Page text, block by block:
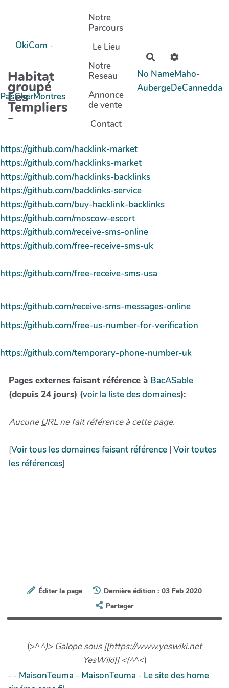
Aller au contenu principal
Habitat
groupé
Les
Templiers
-
OkiCom -
PasCherMontres
Notre
Parcours
Le Lieu
Notre
Reseau
Annonce
de vente
Contact
Rechercher
No NameMaho-
AubergeDeCannedda
https://github.com/hacklink-market
https://github.com/hacklinks-market
https://github.com/hacklinks-backlinks
https://github.com/backlinks-service
https://github.com/buy-hacklink-backlinks
https://github.com/moscow-escort
https://github.com/receive-sms-online
https://github.com/free-receive-sms-uk
https://github.com/free-receive-sms-usa
https://github.com/receive-sms-messages-online
https://github.com/free-us-number-for-verification
https://github.com/temporary-phone-number-uk
Pages externes faisant référence à BacASable
(depuis 24 jours) (voir la liste des domaines):
AucuneURL ne fait référence à cette page.
[Voir tous les domaines faisant référence | Voir toutes
les références]
Éditer la page
Dernière édition : 03 Feb 2020
Partager
(>^^)> Galope sous [[https://www.yeswiki.net
YesWiki]] <(^^<)
- - MaisonTeuma - MaisonTeuma - Le site des home